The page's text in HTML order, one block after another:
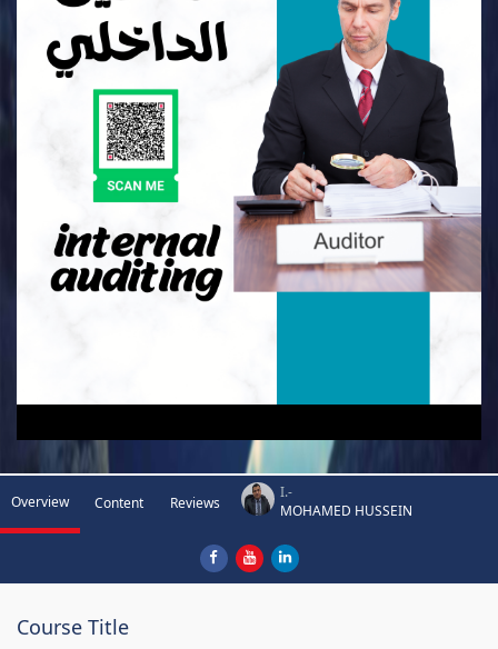
Video
Overview Content Reviews
I.-
MOHAMED HUSSEIN
Course Title